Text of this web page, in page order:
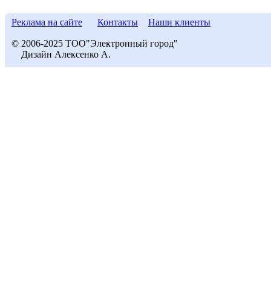
Реклама на сайте Контакты Наши клиенты
© 2006-2025 ТОО"Электронный город"
Дизайн Алексенко А.